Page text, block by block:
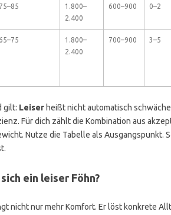
75–85
1.800–
2.400
600–900 0–2
65–75
1.800–
2.400
700–900 3–5
gilt: Leiserheißt nicht automatisch
Für dich zählt die Kombination aus
Nutze die Tabelle als Ausgangspunkt.
ein leiser Föhn?
nicht nur mehr Komfort. Er löst konkrete